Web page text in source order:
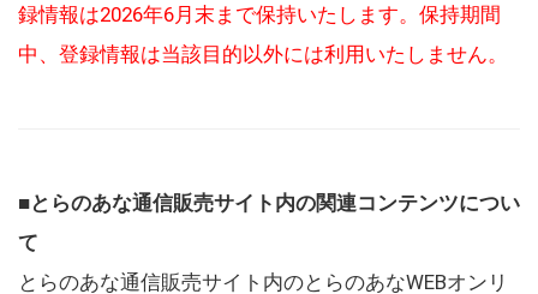
録情報は2026年6月末まで保持いたします。保持期間
中、登録情報は当該目的以外には利用いたしません。
■とらのあな通信販売サイト内の関連コンテンツについ
て
とらのあな通信販売サイト内のとらのあなWEBオンリ